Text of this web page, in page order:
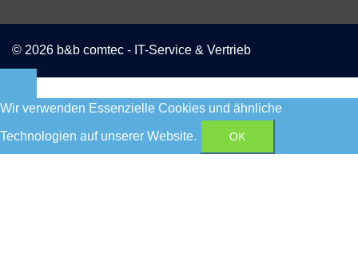
© 2026 b&b comtec - IT-Service & Vertrieb
Wir verwenden Essenzielle Cookies und ähnliche
Technologien auf unserer Website. OK